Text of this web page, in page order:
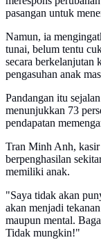
pasangan untuk
Namun, ia
tunai, belum tentu
secara berkelanjutan
pengasuhan anak
Pandangan itu
menunjukkan 73
pendapatan
Tran Minh Anh,
berpenghasilan
memiliki anak.
"Saya tidak akan
akan menjadi
maupun mental.
Tidak mungkin!"